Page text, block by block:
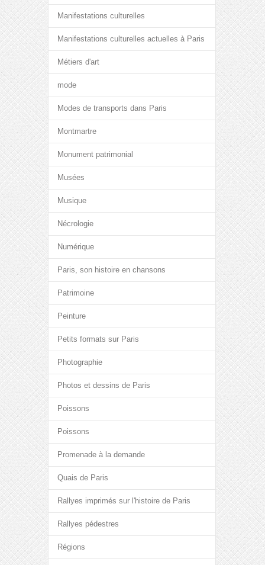
Manifestations culturelles
Manifestations culturelles actuelles à Paris
Métiers d'art
mode
Modes de transports dans Paris
Montmartre
Monument patrimonial
Musées
Musique
Nécrologie
Numérique
Paris, son histoire en chansons
Patrimoine
Peinture
Petits formats sur Paris
Photographie
Photos et dessins de Paris
Poissons
Poissons
Promenade à la demande
Quais de Paris
Rallyes imprimés sur l'histoire de Paris
Rallyes pédestres
Régions